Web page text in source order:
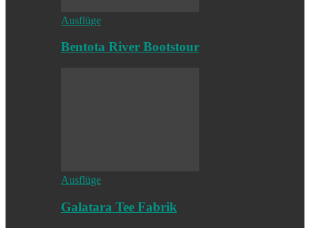
Ausflüge
Bentota River Bootstour
Ausflüge
Galatara Tee Fabrik